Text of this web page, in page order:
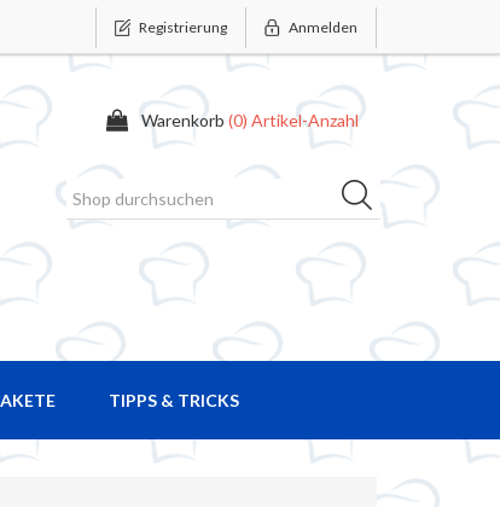
Registrierung Anmelden
Warenkorb (0) Artikel-Anzahl
TIPPS & TRICKS